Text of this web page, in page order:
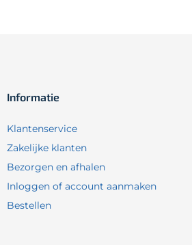
Informatie
Klantenservice
Zakelijke klanten
Bezorgen en afhalen
Inloggen of account aanmaken
Bestellen